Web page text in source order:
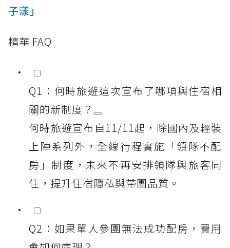
子漾」
精華 FAQ
Q1：何時旅遊這次宣布了哪項與住宿相
關的新制度？
何時旅遊宣布自11/11起，除國內及輕裝
上陣系列外，全線行程實施「領隊不配
房」制度，未來不再安排領隊與旅客同
住，提升住宿隱私與帶團品質。
Q2：如果單人參團無法成功配房，費用